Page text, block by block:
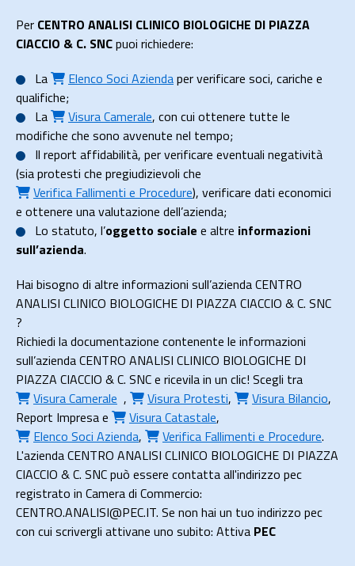
Per CENTRO ANALISI CLINICO BIOLOGICHE DI PIAZZA
CIACCIO & C. SNCpuoi richiedere:
La
Elenco Soci Aziendaper verificare soci, cariche e
qualifiche;
La
Visura Camerale, con cui ottenere tutte le
modifiche che sono avvenute nel tempo;
Il report affidabilità, per verificare eventuali negatività
(sia protesti che pregiudizievoli che
Verifica Fallimenti e Procedure), verificare dati economici
e ottenere una valutazione dell’azienda;
Lo statuto, l’oggetto sociale e altre informazioni
sull’azienda.
Hai bisogno di altre informazioni sull’azienda CENTRO
ANALISI CLINICO BIOLOGICHE DI PIAZZA CIACCIO & C. SNC
?
Richiedi la documentazione contenente le informazioni
sull’azienda CENTRO ANALISI CLINICO BIOLOGICHE DI
PIAZZA CIACCIO & C. SNC e ricevila in un clic! Scegli tra
Visura Camerale , Visura Protesti, Visura Bilancio,
Report Impresae Visura Catastale,
Elenco Soci Azienda, Verifica Fallimenti e Procedure.
L'azienda CENTRO ANALISI CLINICO BIOLOGICHE DI PIAZZA
CIACCIO & C. SNC può essere contatta all'indirizzo pec
registrato in Camera di Commercio:
CENTRO.ANALISI@PEC.IT. Se non hai un tuo indirizzo pec
con cui scrivergli attivane uno subito: Attiva PEC